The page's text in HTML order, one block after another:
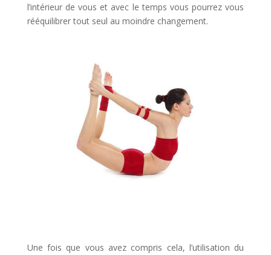
l’intérieur de vous et avec le temps vous pourrez vous
rééquilibrer tout seul au moindre changement.
Une fois que vous avez compris cela, l’utilisation du